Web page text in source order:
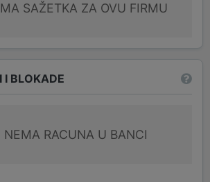
SAŽETKA ZA OVU FIRMU
I BLOKADE
NEMA RACUNA U BANCI